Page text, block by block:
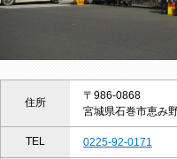
住所
〒986-0868
宮城県石巻市恵み
TEL 0225-92-0171